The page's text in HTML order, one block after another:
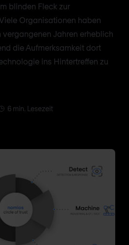
blinden Fleck zur
Organisationen haben
vergangenen Jahren erheblich
die Aufmerksamkeit dort
ins Hintertreffen zu
6 min. Lesezeit